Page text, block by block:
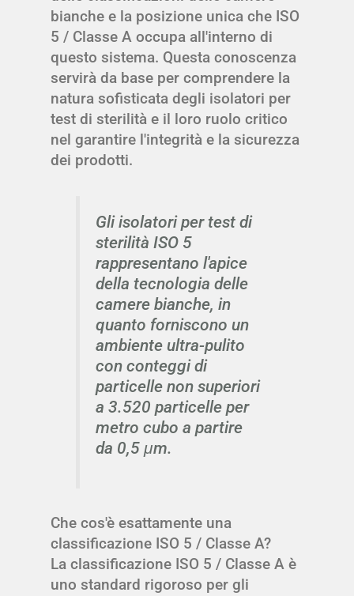
bianche e la posizione unica che ISO
5 / Classe A occupa all'interno di
questo sistema. Questa conoscenza
servirà da base per comprendere la
natura sofisticata degli isolatori per
test di sterilità e il loro ruolo critico
nel garantire l'integrità e la sicurezza
dei prodotti.
Gli isolatori per test di
sterilità ISO 5
rappresentano l'apice
della tecnologia delle
camere bianche, in
quanto forniscono un
ambiente ultra-pulito
con conteggi di
particelle non superiori
a 3.520 particelle per
metro cubo a partire
da 0,5 μm.
Che cos'è esattamente una
classificazione ISO 5 / Classe A?
La classificazione ISO 5 / Classe A è
uno standard rigoroso per gli